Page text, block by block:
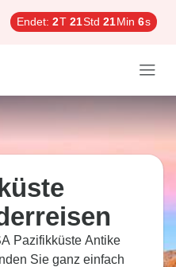
Endet: 2T 21Std 21Min 5s
Pazifikküste Antike
Sie ganz einfach